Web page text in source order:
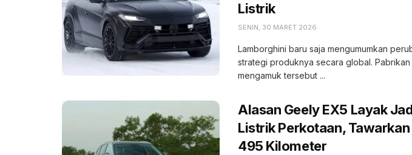
Listrik
SENIN, 30 MARET 2026
Lamborghini baru saja mengumumkan
strategi produknya secara global.
mengamuk tersebut ...
Alasan Geely EX5 Layak
Listrik Perkotaan,
495 Kilometer